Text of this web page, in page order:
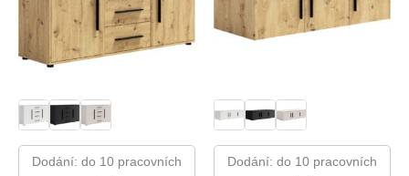
Dodání: do 10 pracovních
Dodání: do 10 pracovních